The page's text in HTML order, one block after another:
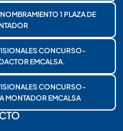
1 PLAZA DE
CONCURSO-
EMCALSA.
CONCURSO-
MONTADOR EMCALSA